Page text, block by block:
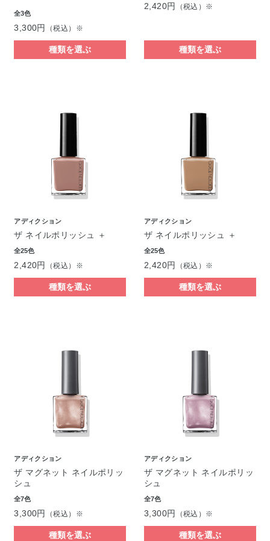
全3色
3,300円 （税込）※
種類を選ぶ
2,420円 （税込）※
種類を選ぶ
アディクション
ザ ネイルポリッシュ ＋
全25色
2,420円 （税込）※
種類を選ぶ
アディクション
ザ ネイルポリッシュ ＋
全25色
2,420円 （税込）※
種類を選ぶ
アディクション
ザ マグネット ネイルポリッ
シュ
全7色
3,300円 （税込）※
種類を選ぶ
アディクション
ザ マグネット ネイルポリッ
シュ
全7色
3,300円 （税込）※
種類を選ぶ